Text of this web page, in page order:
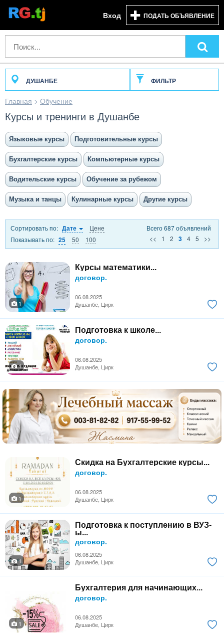
Вход ПОДАТЬ ОБЪЯВЛЕНИЕ
ДУШАНБЕ ФИЛЬТР
Главная > Обучение
Курсы и тренинги в Душанбе
Языковые курсы Подготовительные курсы
Бухгалтерские курсы Компьютерные курсы
Водительские курсы Обучение за рубежом
Музыка и танцы Кулинарные курсы Другие курсы
Сортировать по: Дате
Цене
Показывать по: 25 50 100
Всего 687 объявлений
<<
1 2 3 4 5 >>
Курсы математики...
договор.
06.08.2025
1
Душанбе, Цирк
Подготовка к школе...
договор.
06.08.2025
1
Душанбе, Цирк
Скидка на Бухгалтерские курсы...
договор.
06.08.2025
1
Душанбе, Цирк
Подготовка к поступлению в ВУЗ-
ы...
договор.
06.08.2025
1
Душанбе, Цирк
Бухгалтерия для начинающих...
договор.
06.08.2025
1
Душанбе, Цирк